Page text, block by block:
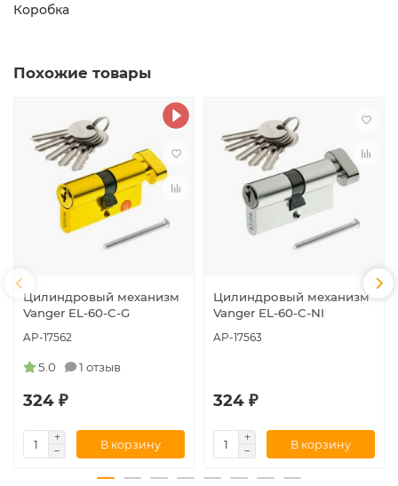
Коробка
Похожие товары
Цилиндровый механизм
Vanger EL-60-C-G
AP-17562
5.0 1 отзыв
324 ₽
В корзину
Цилиндровый механизм
Vanger EL-60-C-NI
AP-17563
324 ₽
В корзину